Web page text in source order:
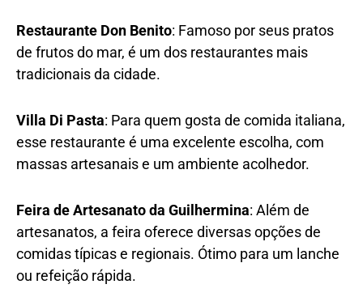
Restaurante Don Benito: Famoso por seus pratos
de frutos do mar, é um dos restaurantes mais
tradicionais da cidade.
Villa Di Pasta: Para quem gosta de comida italiana,
esse restaurante é uma excelente escolha, com
massas artesanais e um ambiente acolhedor.
Feira de Artesanato da Guilhermina: Além de
artesanatos, a feira oferece diversas opções de
comidas típicas e regionais. Ótimo para um lanche
ou refeição rápida.